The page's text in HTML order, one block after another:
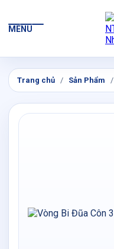
MENU
Trang chủ / Sản Phẩm /